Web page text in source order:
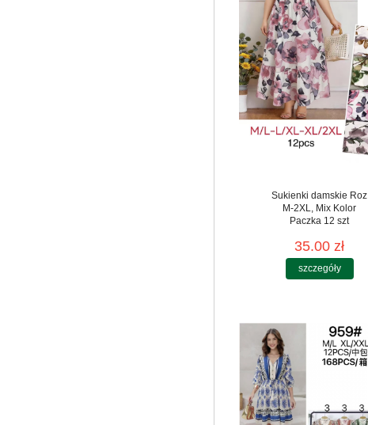
Sukienki damskie Roz
M-2XL, Mix Kolor
Paczka 12 szt
35.00 zł
szczegóły